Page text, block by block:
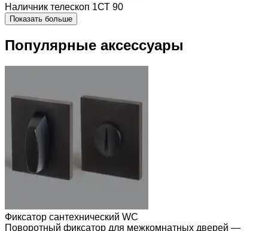
Наличник телескоп 1СТ 90
Показать больше
Популярные аксессуары
Фиксатор сантехнический WC
Поворотный фиксатор для межкомнатных дверей —